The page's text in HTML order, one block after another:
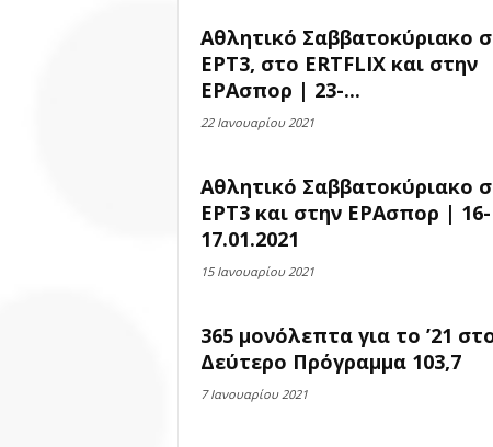
Αθλητικό Σαββατοκύριακο
ΕΡΤ3, στο ERTFLIX και στην
ΕΡΑσπορ | 23-...
22 Ιανουαρίου 2021
Αθλητικό Σαββατοκύριακο
ΕΡΤ3 και στην ΕΡΑσπορ | 16-
17.01.2021
15 Ιανουαρίου 2021
365 μονόλεπτα για το ’21
Δεύτερο Πρόγραμμα 103,7
7 Ιανουαρίου 2021